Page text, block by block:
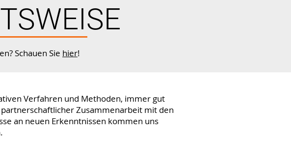
Schauen Sie hier!
Verfahren und Methoden, immer gut
Zusammenarbeit mit den
an neuen Erkenntnissen kommen uns